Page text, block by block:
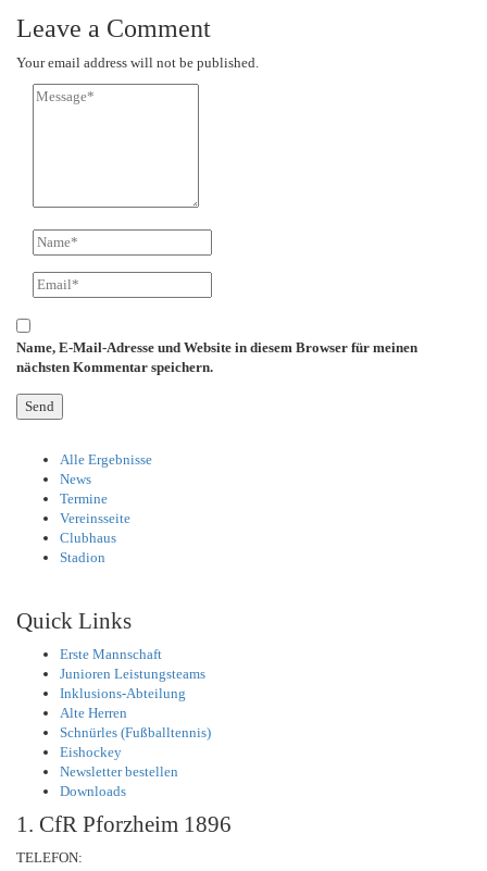
Leave a Comment
Your email address will not be published.
Name, E-Mail-Adresse und Website in diesem Browser für meinen
nächsten Kommentar speichern.
Alle Ergebnisse
News
Termine
Vereinsseite
Clubhaus
Stadion
Quick Links
Erste Mannschaft
Junioren Leistungsteams
Inklusions-Abteilung
Alte Herren
Schnürles (Fußballtennis)
Eishockey
Newsletter bestellen
Downloads
1. CfR Pforzheim 1896
TELEFON: